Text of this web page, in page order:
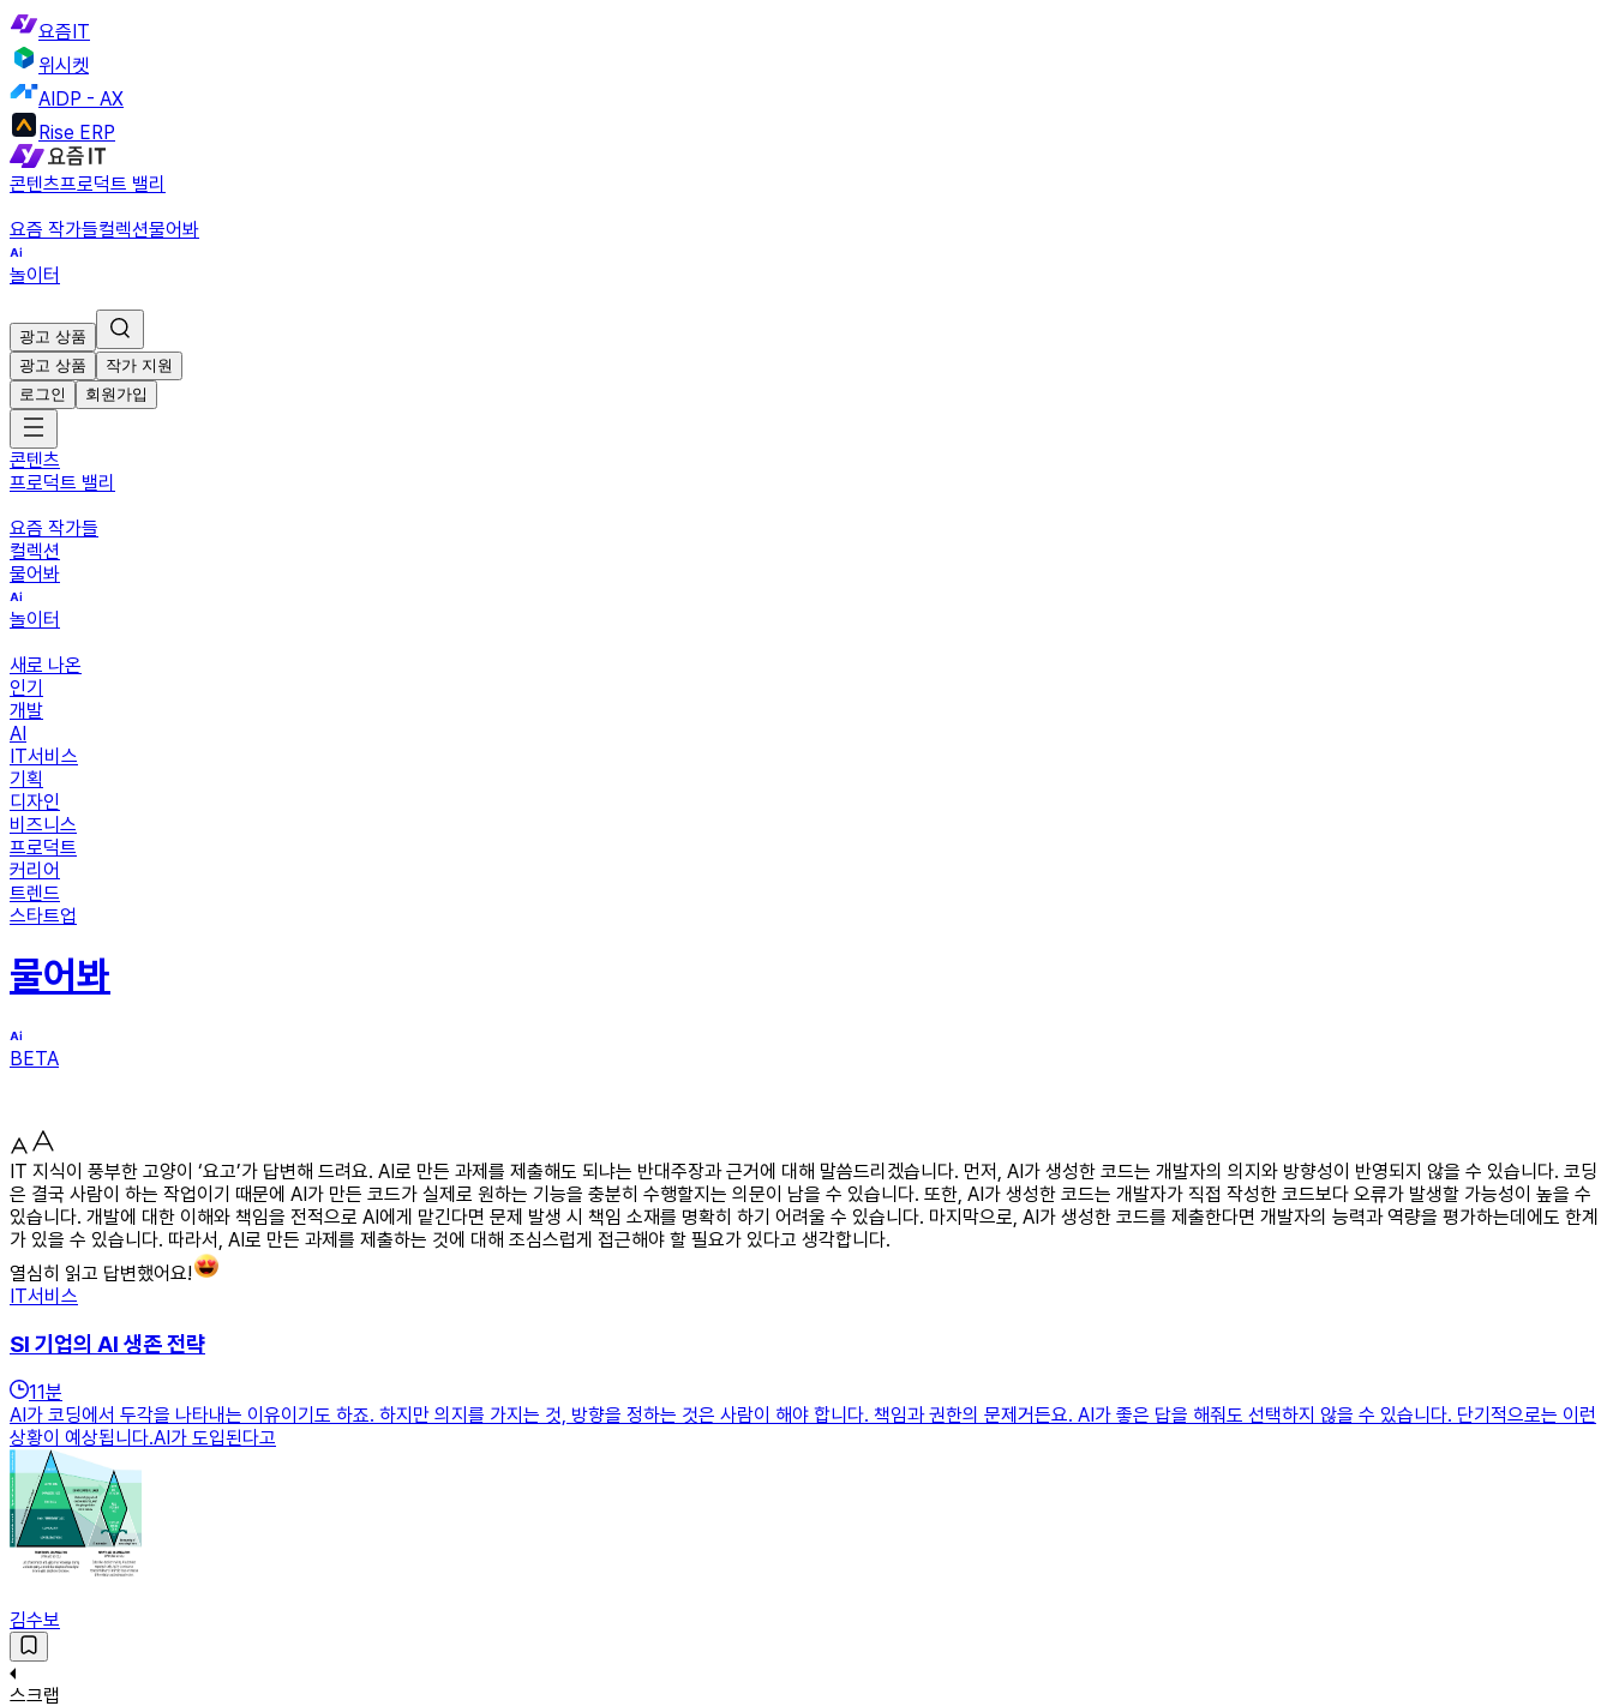
요즘IT
위시켓
AIDP - AX
Rise ERP
콘텐츠프로덕트 밸리
요즘 작가들컬렉션물어봐
놀이터
광고 상품
광고 상품
작가 지원
로그인
회원가입
콘텐츠
프로덕트 밸리
요즘 작가들
컬렉션
물어봐
놀이터
새로 나온
인기
개발
AI
IT서비스
기획
디자인
비즈니스
프로덕트
커리어
트렌드
스타트업
물어봐
BETA
IT 지식이 풍부한 고양이 ‘요고’가 답변해 드려요. AI로 만든 과제를 제출해도 되냐는 반대주장과 근거에 대해 말씀드리겠습니다. 먼저, AI가 생성한 코드는 개발자의 의지와 방향성이 반영되지 않을 수 있습니다. 코딩
은 결국 사람이 하는 작업이기 때문에 AI가 만든 코드가 실제로 원하는 기능을 충분히 수행할지는 의문이 남을 수 있습니다. 또한, AI가 생성한 코드는 개발자가 직접 작성한 코드보다 오류가 발생할 가능성이 높을 수
있습니다. 개발에 대한 이해와 책임을 전적으로 AI에게 맡긴다면 문제 발생 시 책임 소재를 명확히 하기 어려울 수 있습니다. 마지막으로, AI가 생성한 코드를 제출한다면 개발자의 능력과 역량을 평가하는데에도 한계
가 있을 수 있습니다. 따라서, AI로 만든 과제를 제출하는 것에 대해 조심스럽게 접근해야 할 필요가 있다고 생각합니다.
열심히 읽고 답변했어요!
IT서비스
SI 기업의 AI 생존 전략
11분
AI가 코딩에서 두각을 나타내는 이유이기도 하죠. 하지만 의지를 가지는 것, 방향을 정하는 것은 사람이 해야 합니다. 책임과 권한의 문제거든요. AI가 좋은 답을 해줘도 선택하지 않을 수 있습니다. 단기적으로는 이런
상황이 예상됩니다.AI가 도입된다고
김수보
스크랩